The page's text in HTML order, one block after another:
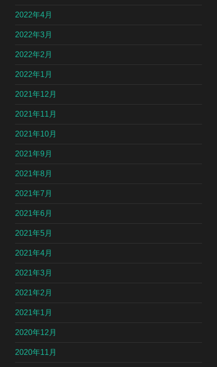
2022年4月
2022年3月
2022年2月
2022年1月
2021年12月
2021年11月
2021年10月
2021年9月
2021年8月
2021年7月
2021年6月
2021年5月
2021年4月
2021年3月
2021年2月
2021年1月
2020年12月
2020年11月